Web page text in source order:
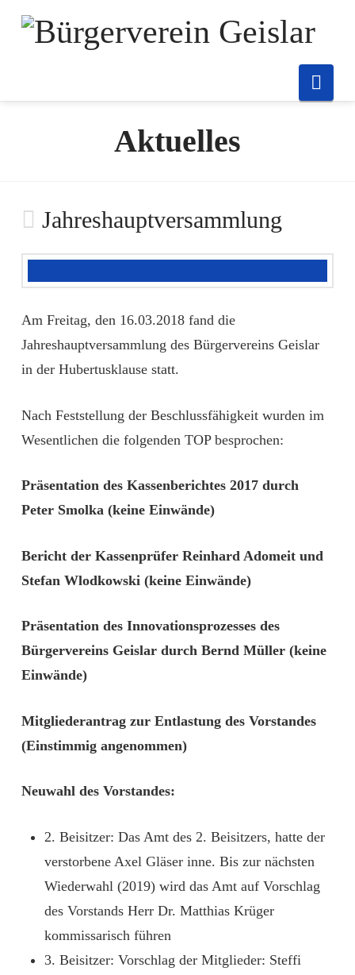
Aktuelles
Jahreshauptversammlung
Am Freitag, den 16.03.2018 fand die
Jahreshauptversammlung des Bürgervereins Geislar
in der Hubertusklause statt.
Nach Feststellung der Beschlussfähigkeit wurden im
Wesentlichen die folgenden TOP besprochen:
Präsentation des Kassenberichtes 2017 durch
Peter Smolka (keine Einwände)
Bericht der Kassenprüfer Reinhard Adomeit und
Stefan Wlodkowski (keine Einwände)
Präsentation des Innovationsprozesses des
Bürgervereins Geislar durch Bernd Müller (keine
Einwände)
Mitgliederantrag zur Entlastung des Vorstandes
(Einstimmig angenommen)
Neuwahl des Vorstandes:
2. Beisitzer: Das Amt des 2. Beisitzers, hatte der
verstorbene Axel Gläser inne. Bis zur nächsten
Wiederwahl (2019) wird das Amt auf Vorschlag
des Vorstands Herr Dr. Matthias Krüger
kommissarisch führen
3. Beisitzer: Vorschlag der Mitglieder: Steffi